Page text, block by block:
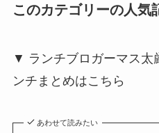
このカテゴリーの人気
▼ ランチブロガーマス太
ンチまとめはこちら
あわせて読みたい